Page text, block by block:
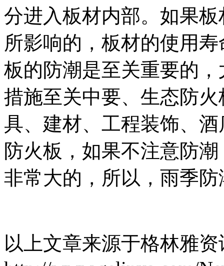
分进入板材内部。 如果
所影响的 ， 板材的使用
板的防潮是至关重要的 ，
措施至关中要、生态防火
具、建材、工程装饰、
防火板 ，如果不注意防
非常大的，所以，雨季
以上文章来源于格林雅